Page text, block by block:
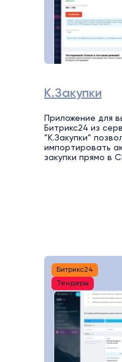
К.Закупки
Приложение для
Битрикс24 из
”К.Закупки”
импортировать
закупки прямо в
Битрикс24
Тендеры